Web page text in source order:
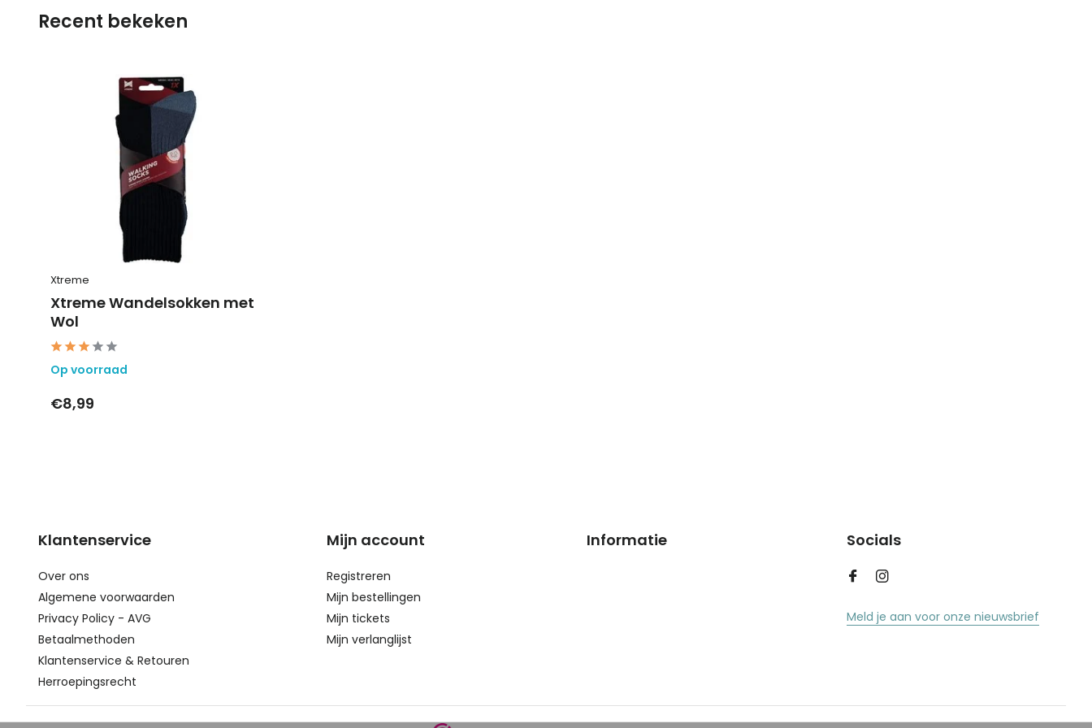
Recent bekeken
Xtreme
Xtreme Wandelsokken met
Wol
Op voorraad
€8,99
Klantenservice
Over ons
Algemene voorwaarden
Privacy Policy - AVG
Betaalmethoden
Klantenservice & Retouren
Herroepingsrecht
Mijn account
Registreren
Mijn bestellingen
Mijn tickets
Mijn verlanglijst
Informatie Socials
Meld je aan voor onze nieuwsbrief